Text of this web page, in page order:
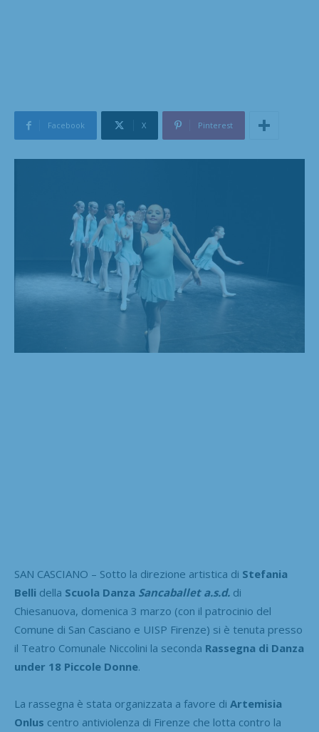
Facebook X Pinterest
SAN CASCIANO – Sotto la direzione artistica di Stefania
Belli della Scuola Danza Sancaballet a.s.d. di
Chiesanuova, domenica 3 marzo (con il patrocinio del
Comune di San Casciano e UISP Firenze) si è tenuta presso
il Teatro Comunale Niccolini la seconda Rassegna di Danza
under 18 Piccole Donne.
La rassegna è stata organizzata a favore di Artemisia
Onlus centro antiviolenza di Firenze che lotta contro la